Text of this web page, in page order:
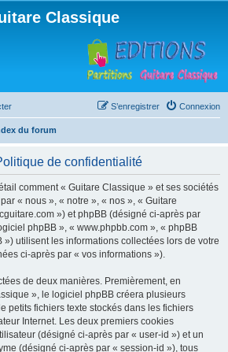
Classique
Connexion
S’enregistrer
du forum
de confidentialité
comment « Guitare Classique » et ses sociétés
« nous », « notre », « nos », « Guitare
») et phpBB (désigné ci-après par
phpBB », « www.phpbb.com », « phpBB
») utilisent les informations collectées lors de votre
ci-après par « vos informations »).
de deux manières. Premièrement, en
», le logiciel phpBB créera plusieurs
petits fichiers texte stockés dans les fichiers
Internet. Les deux premiers cookies
(désigné ci-après par « user-id ») et un
(désigné ci-après par « session-id »), tous